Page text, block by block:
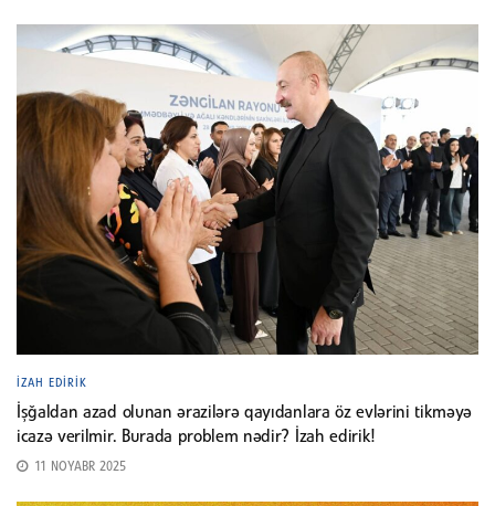
İZAH EDIRIK
İşğaldan azad olunan ərazilərə qayıdanlara öz evlərini tikməyə
icazə verilmir. Burada problem nədir? İzah edirik!
11 NOYABR 2025